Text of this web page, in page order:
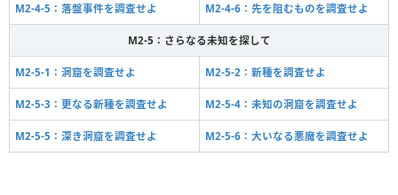
M2-4-5：落盤事件を調査せよ M2-4-6：先を阻むものを調査せよ
M2-5：さらなる未知を探して
M2-5-1：洞窟を調査せよ M2-5-2：新種を調査せよ
M2-5-3：更なる新種を調査せよ M2-5-4：未知の洞窟を調査せよ
M2-5-5：深き洞窟を調査せよ M2-5-6：大いなる悪魔を調査せよ